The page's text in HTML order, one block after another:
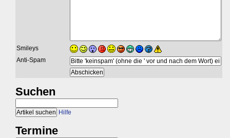
Smileys
Anti-Spam
Suchen
Hilfe
Termine